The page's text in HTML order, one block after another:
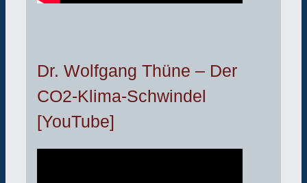
Dr. Wolfgang Thüne – Der
CO2-Klima-Schwindel
[YouTube]